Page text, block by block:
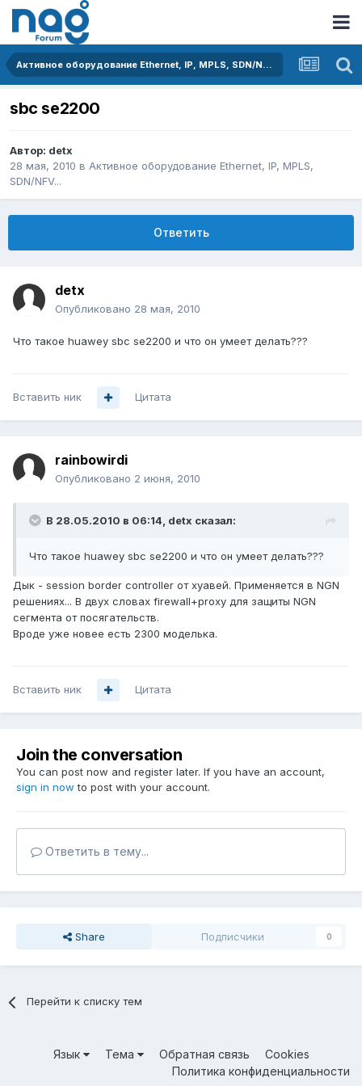
Активное оборудование Ethernet, IP, MPLS, SDN/NFV...
sbc se2200
Автор: detx
28 мая, 2010 в Активное оборудование Ethernet, IP, MPLS,
SDN/NFV...
Ответить
detx
Опубликовано 28 мая, 2010
Что такое huawey sbc se2200 и что он умеет делать???
Вставить ник Цитата
rainbowirdi
Опубликовано 2 июня, 2010
В 28.05.2010 в 06:14, detx сказал:
Что такое huawey sbc se2200 и что он умеет делать???
Дык - session border controller от хуавей. Применяется в NGN
решениях... В двух словах firewall+proxy для защиты NGN
сегмента от посягательств.
Вроде уже новее есть 2300 моделька.
Вставить ник Цитата
Join the conversation
You can post now and register later. If you have an account,
sign in now to post with your account.
Ответить в тему...
Share Подписчики 0
Перейти к списку тем
Язык Тема Обратная связь
Cookies
Политика конфиденциальности